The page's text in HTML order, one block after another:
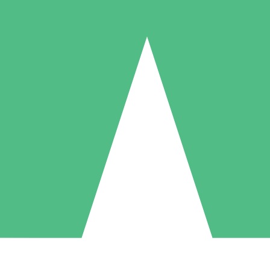
Individuella Kreditpaket
per användning med nedladdningskrediter. Inget månatligt åtagande
5 Nedladdningar
US$